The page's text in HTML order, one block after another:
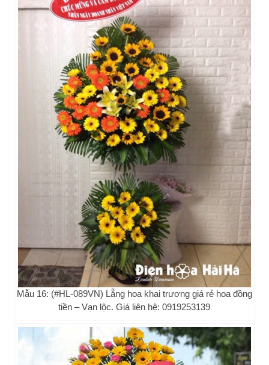
Mẫu 16: (#HL-089VN) Lẵng hoa khai trương giá rẻ hoa đồng
tiền – Vạn lộc. Giá liên hệ: 0919253139